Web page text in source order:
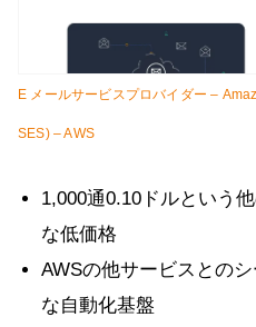
E メールサービスプロバイダー –
SES) – AWS
1,000通0.10ドルという
な低価格
AWSの他サービスとの
な自動化基盤